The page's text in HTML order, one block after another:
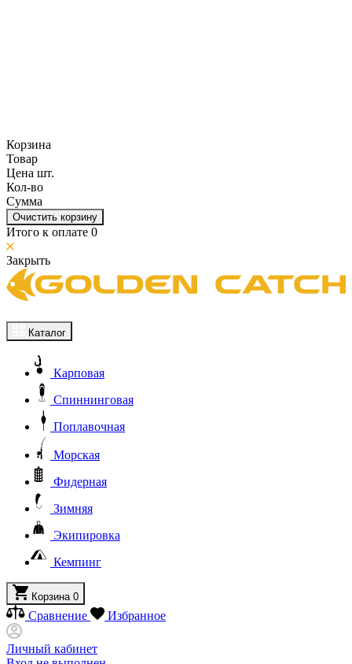
Корзина
Товар
Цена шт.
Кол-во
Сумма
Очистить корзину
Итого к оплате 0
Закрыть
Каталог
Карповая
Спиннинговая
Поплавочная
Морская
Фидерная
Зимняя
Экипировка
Кемпинг
Корзина 0
Сравнение Избранное
Личный кабинет